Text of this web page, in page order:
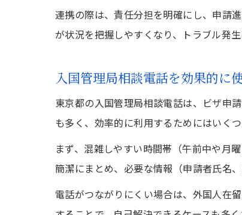
連携の際は、責任分担を明確にし、申請
が状況を把握しやすくなり、トラブル発
入国管理局相談電話を効果的に
東京都の入国管理局相談電話は、ビザ申
も多く、効率的に利用するためにはいくつ
まず、混雑しやすい時間帯（午前中や月
簡潔にまとめ、必要な情報（申請者氏名
電話がつながりにくい場合は、外国人在